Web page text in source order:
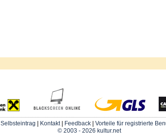
Selbsteintrag Kontakt| Feedback| Vorteile für registrierte
© 2003 - 2026 kultur.net